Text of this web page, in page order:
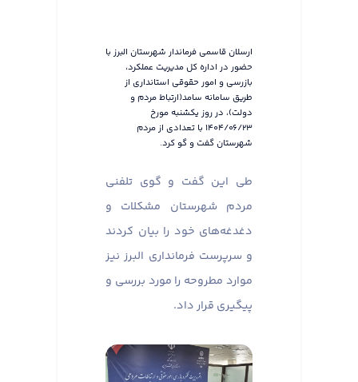
ارسلان قاسمی فرماندار شهرستان البرز با
حضور در اداره کل مدیریت عملکرد،
بازرسی و امور حقوقی استانداری از
طریق سامانه سامد(ارتباط مردم و
دولت)، در روز یکشنبه مورخ
۱۴۰۴/۰۶/۲۳ با تعدادی از مردم
شهرستان گفت و گو کرد.
طی این گفت و گوی تلفنی
مردم شهرستان مشکلات و
دغدغه‌های خود را بیان کردند
و سرپرست فرمانداری البرز نیز
موارد مطروحه را مورد بررسی و
پیگیری قرار داد.